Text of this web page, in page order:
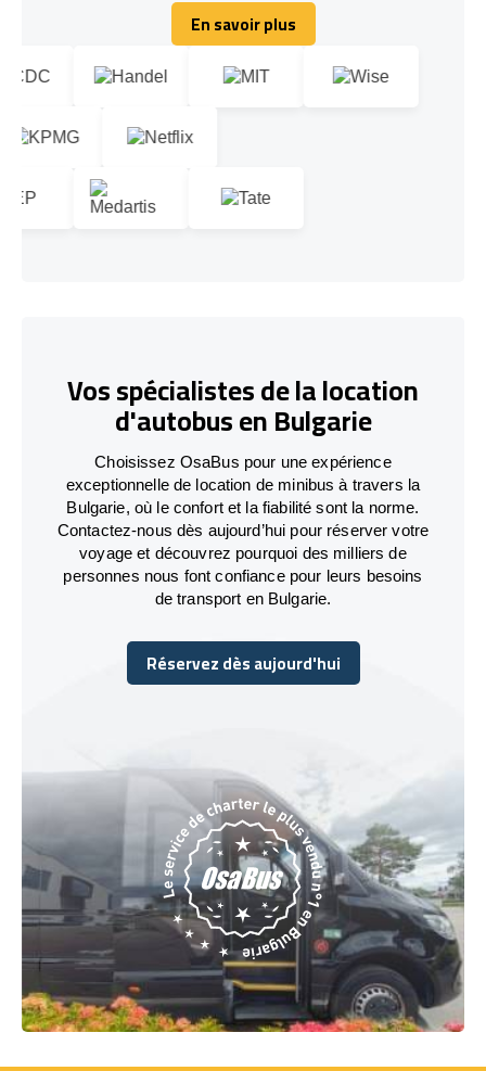
En savoir plus
En savoir plus
Vos spécialistes de la location
d'autobus en Bulgarie
Choisissez OsaBus pour une expérience
exceptionnelle de location de minibus à travers la
Bulgarie, où le confort et la fiabilité sont la norme.
Contactez-nous dès aujourd’hui pour réserver votre
voyage et découvrez pourquoi des milliers de
personnes nous font confiance pour leurs besoins
de transport en Bulgarie.
Réservez dès aujourd'hui
Réservez dès aujourd'hui